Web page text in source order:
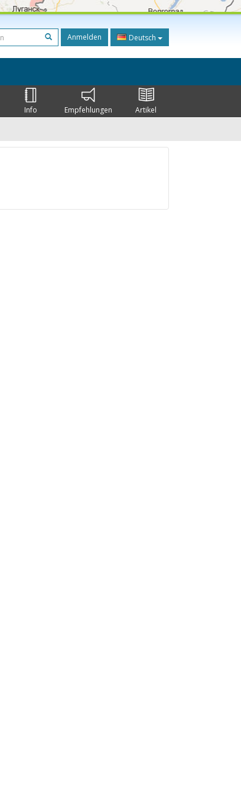
Anmelden Deutsch
Info Empfehlungen Artikel